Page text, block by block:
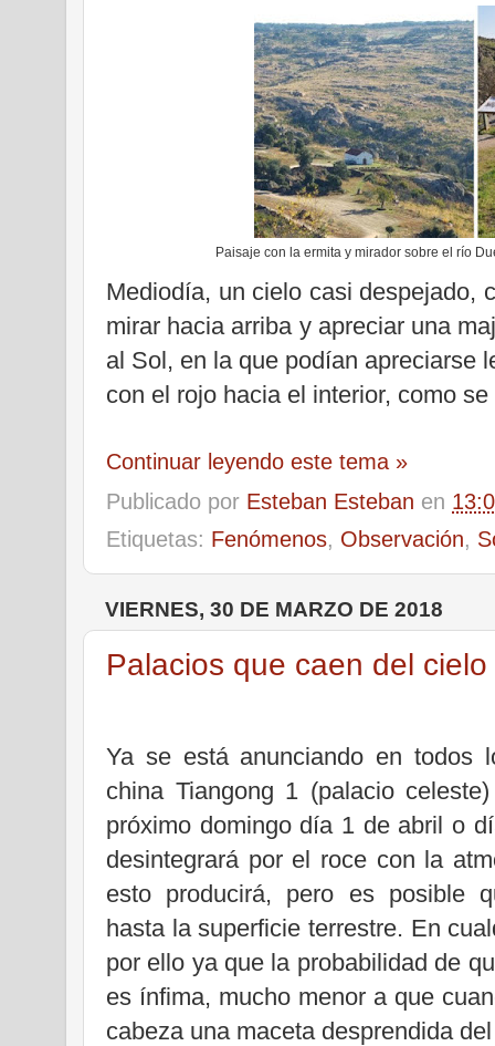
Paisaje con la ermita y mirador sobre el río
Mediodía, un cielo casi despejado,
mirar hacia arriba y apreciar una
al Sol, en la que podían apreciarse
con el rojo hacia el interior, como
Continuar leyendo este tema »
Publicado por Esteban Esteban en
Etiquetas: Fenómenos, Observación,
VIERNES, 30 DE MARZO DE 2018
Palacios que caen del cielo
Ya se está anunciando en todos
china Tiangong 1 (palacio
próximo domingo día 1 de abril o
desintegrará por el roce con la
esto producirá, pero es posible
hasta la superficie terrestre. En
por ello ya que la probabilidad de
es ínfima, mucho menor a que
cabeza una maceta desprendida